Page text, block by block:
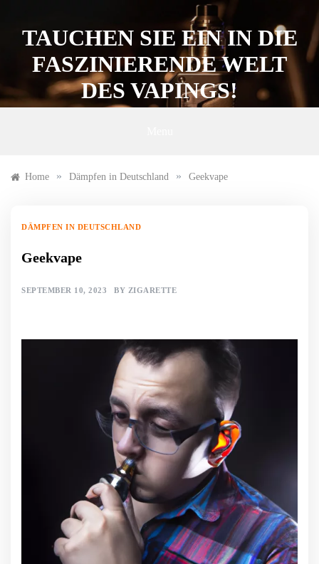
contentTAUCHEN SIE EIN IN DIE
FASZINIERENDE WELT
DES VAPINGS!
Home » Dämpfen in Deutschland » Geekvape
DÄMPFEN IN DEUTSCHLAND
Geekvape
SEPTEMBER 10, 2023 BY ZIGARETTE